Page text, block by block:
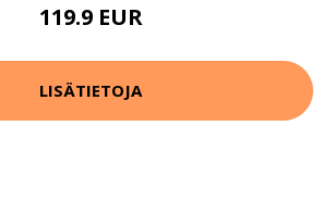
119.9 EUR
LISÄTIETOJA